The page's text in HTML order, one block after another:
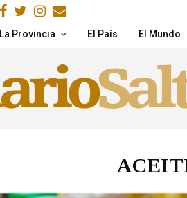
Facebook
Gorjeo
Instagram
Email
La Provincia El País El Mundo